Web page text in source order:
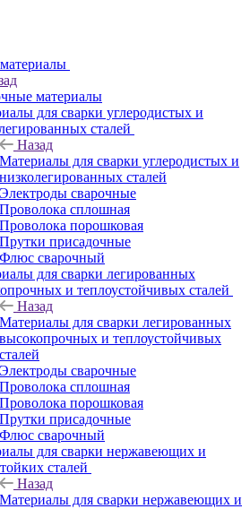
материалы
для сварки углеродистых и
сталей
Назад
Материалы для сварки углеродистых и
низколегированных сталей
Электроды сварочные
Проволока сплошная
Проволока порошковая
Прутки присадочные
Флюс сварочный
для сварки легированных
и теплоустойчивых сталей
Назад
Материалы для сварки легированных
высокопрочных и теплоустойчивых
сталей
Электроды сварочные
Проволока сплошная
Проволока порошковая
Прутки присадочные
Флюс сварочный
для сварки нержавеющих и
сталей
Назад
Материалы для сварки нержавеющих и